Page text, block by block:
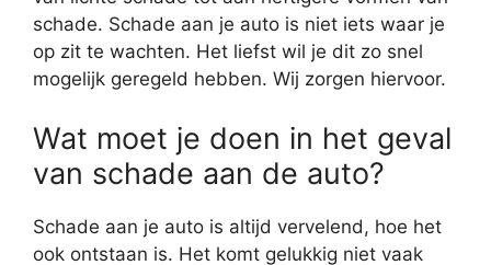
schade. Schade aan je auto is niet iets waar je
op zit te wachten. Het liefst wil je dit zo snel
mogelijk geregeld hebben. Wij zorgen hiervoor.
Wat moet je doen in het geval
van schade aan de auto?
Schade aan je auto is altijd vervelend, hoe het
ook ontstaan is. Het komt gelukkig niet vaak